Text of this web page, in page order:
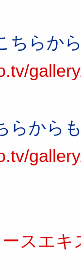
ちら
らか
スエキ